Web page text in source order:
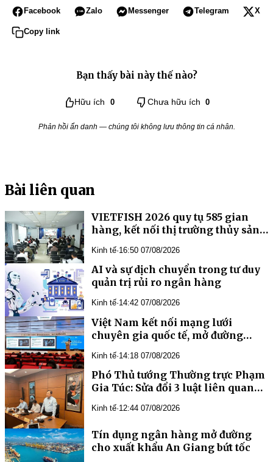
Facebook Zalo Messenger Telegram X
Copy link
Bạn thấy bài này thế nào?
Hữu ích 0 Chưa hữu ích 0
Phản hồi ẩn danh — chúng tôi không lưu thông tin cá nhân.
Bài liên quan
VIETFISH 2026 quy tụ 585 gian
hàng, kết nối thị trường thủy sản
Kinh tế·16:50 07/08/2026
AI và sự dịch chuyển trong tư duy
quản trị rủi ro ngân hàng
Kinh tế·14:42 07/08/2026
Việt Nam kết nối mạng lưới
chuyên gia quốc tế, mở đường
truyền học trước sinh
Kinh tế·14:18 07/08/2026
Phó Thủ tướng Thường trực Phạm
Gia Túc: Sửa đổi 3 luật liên quan
cần thiết, cấp bách
Kinh tế·12:44 07/08/2026
Tín dụng ngân hàng mở đường
cho xuất khẩu An Giang bứt tốc